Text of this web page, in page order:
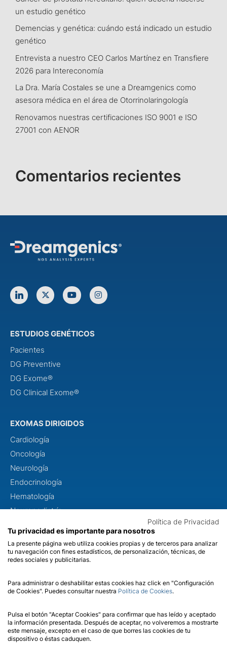
un estudio genético
Demencias y genética: cuándo está indicado un estudio
genético
Entrevista a nuestro CEO Carlos Martínez en Transfiere
2026 para Intereconomía
La Dra. María Costales se une a Dreamgenics como
asesora médica en el área de Otorrinolaringología
Renovamos nuestras certificaciones ISO 9001 e ISO
27001 con AENOR
Comentarios recientes
ESTUDIOS GENÉTICOS
Pacientes
DG Preventive
DG Exome®
DG Clinical Exome®
EXOMAS DIRIGIDOS
Cardiología
Oncología
Neurología
Endocrinología
Hematología
Neuropediatría
Metabolopatías
Otorrinolaringología
Sobre nosotros
Calidad
Contacto
Política de Privacidad
Tu privacidad es importante para nosotros
La presente página web utiliza cookies propias y de terceros para analizar
tu navegación con fines estadísticos, de personalización, técnicas, de
redes sociales y publicitarias.
Para administrar o deshabilitar estas cookies haz click en "Configuración
de Cookies". Puedes consultar nuestra Política de Cookies.
Pulsa el botón "Aceptar Cookies" para confirmar que has leído y aceptado
la información presentada. Después de aceptar, no volveremos a mostrarte
este mensaje, excepto en el caso de que borres las cookies de tu
dispositivo o éstas caduquen.